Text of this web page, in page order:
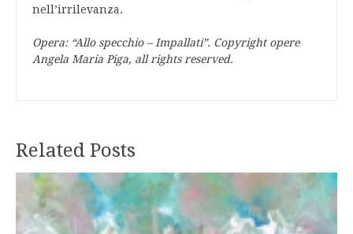
nell’irrilevanza.
Opera: “Allo specchio – Impallati”. Copyright opere
Angela Maria Piga, all rights reserved.
Related Posts